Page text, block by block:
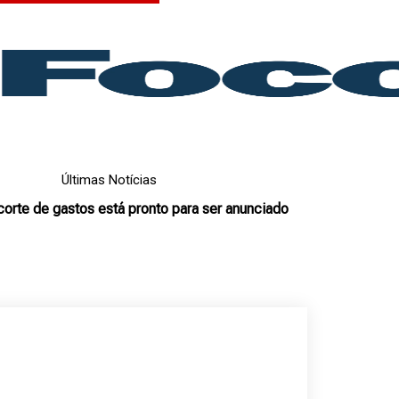
Últimas Notícias
de gastos está pronto para ser anunciado